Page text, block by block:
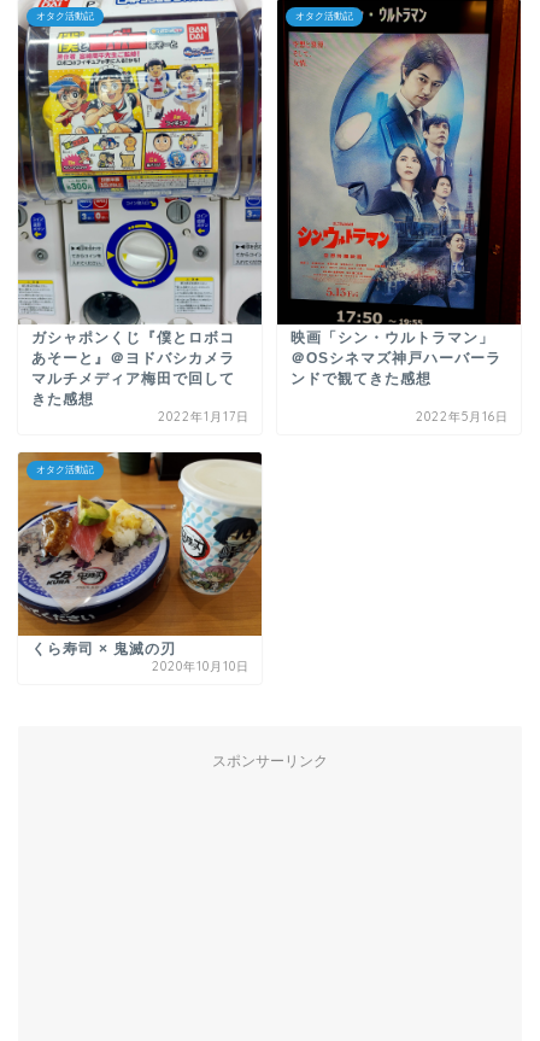
オタク活動記
ガシャポンくじ『僕とロボコ
あそーと』＠ヨドバシカメラ
マルチメディア梅田で回して
きた感想
2022年1月17日
オタク活動記
映画「シン・ウルトラマン」
＠OSシネマズ神戸ハーバーラ
ンドで観てきた感想
2022年5月16日
オタク活動記
くら寿司 × 鬼滅の刃
2020年10月10日
スポンサーリンク